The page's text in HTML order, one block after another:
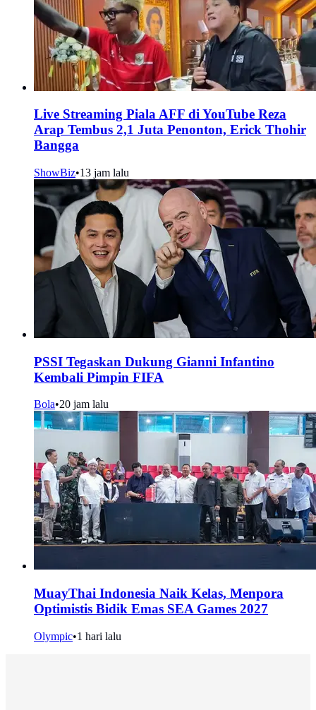
Live Streaming Piala AFF di YouTube Reza
Arap Tembus 2,1 Juta Penonton, Erick Thohir
Bangga
ShowBiz•13 jam lalu
PSSI Tegaskan Dukung Gianni Infantino
Kembali Pimpin FIFA
Bola•20 jam lalu
MuayThai Indonesia Naik Kelas, Menpora
Optimistis Bidik Emas SEA Games 2027
Olympic•1 hari lalu